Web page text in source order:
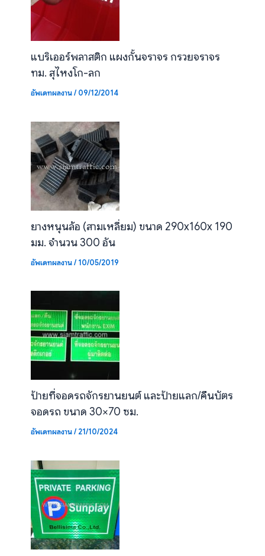
แบริเออร์พลาสติก แผงกั้นจราจร กรวยจราจร
ทม. สุไหงโก-ลก
อัพเดทผลงาน/09/12/2014
ยางหนุนล้อ (สามเหลี่ยม) ขนาด 290x160x 190
มม. จำนวน 300 อัน
อัพเดทผลงาน/10/05/2019
ป้ายที่จอดรถจักรยานยนต์ และป้ายแลก/คืนบัตร
จอดรถ ขนาด 30×70 ซม.
อัพเดทผลงาน/21/10/2024